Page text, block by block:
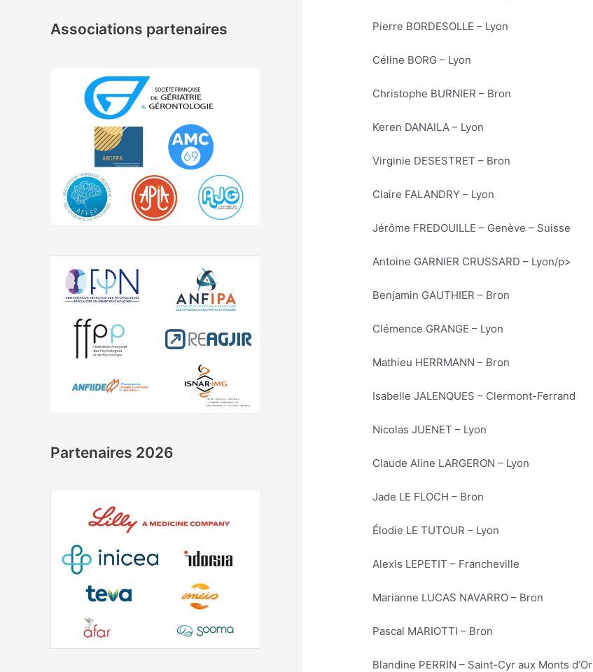
Associations partenaires
Partenaires 2026
Pierre BORDESOLLE – Lyon
Céline BORG – Lyon
Christophe BURNIER – Bron
Keren DANAILA – Lyon
Virginie DESESTRET – Bron
Claire FALANDRY – Lyon
Jérôme FREDOUILLE – Genève – Suisse
Antoine GARNIER CRUSSARD – Lyon/p>
Benjamin GAUTHIER – Bron
Clémence GRANGE – Lyon
Mathieu HERRMANN – Bron
Isabelle JALENQUES – Clermont-Ferrand
Nicolas JUENET – Lyon
Claude Aline LARGERON – Lyon
Jade LE FLOCH – Bron
Élodie LE TUTOUR – Lyon
Alexis LEPETIT – Francheville
Marianne LUCAS NAVARRO – Bron
Pascal MARIOTTI – Bron
Blandine PERRIN – Saint-Cyr aux Monts d’Or